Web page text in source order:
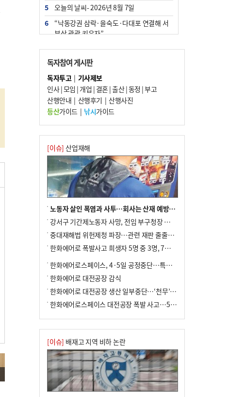
5
오늘의 날씨- 2026년 8월 7일
6
“낙동강권 삼락·을숙도·다대포 연결해 서
부산 관광 키우자”
7
부울경 주말부터 비소식…‘극한 폭염’ 한풀
꺾일 듯
8
피란마을 67년 역사인데…전교생 24명 아
미초 통폐합 기로
9
교육혁신선도지 공모 코앞인데…구·군 난
색에 교육청 ‘쩔쩔’
10 부산 청소년 극지탐험대 8인, 열흘간 북극
구석구석 누빈다
독자참여 게시판
독자투고| 기사제보
인사|모임 | 개업 | 결혼|출산|동정 |부고
산행안내 | 산행후기 | 산행사진
등산가이드| 낚시가이드
[이슈] 산업재해
노동자 살인 폭염과 사투…회사는 산재 예방·전기료 절감 전력
강서구 기간제노동자 사망, 전임 부구청장 檢 송치
중대재해법 위헌제청 파장…관련 재판 줄줄이 브레이크
한화에어로 폭발사고 희생자 5명 중 3명, 7일 영면
한화에어로스페이스, 4·5일 공정중단…특별 안전점검
한화에어로 대전공장 감식
한화에어로 대전공장 생산 일부중단…‘천무’ 수출 비상
한화에어로스페이스 대전공장 폭발 사고…5명 사망·2명 부상(종합)
[이슈] 배재고 지역 비하 논란